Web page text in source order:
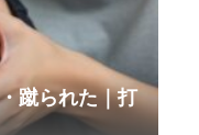
蹴られた｜打